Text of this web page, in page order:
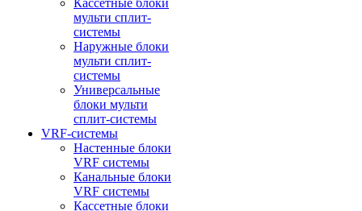
Кассетные блоки
мульти сплит-
системы
Наружные блоки
мульти сплит-
системы
Универсальные
блоки мульти
сплит-системы
VRF-системы
Настенные блоки
VRF системы
Канальные блоки
VRF системы
Кассетные блоки